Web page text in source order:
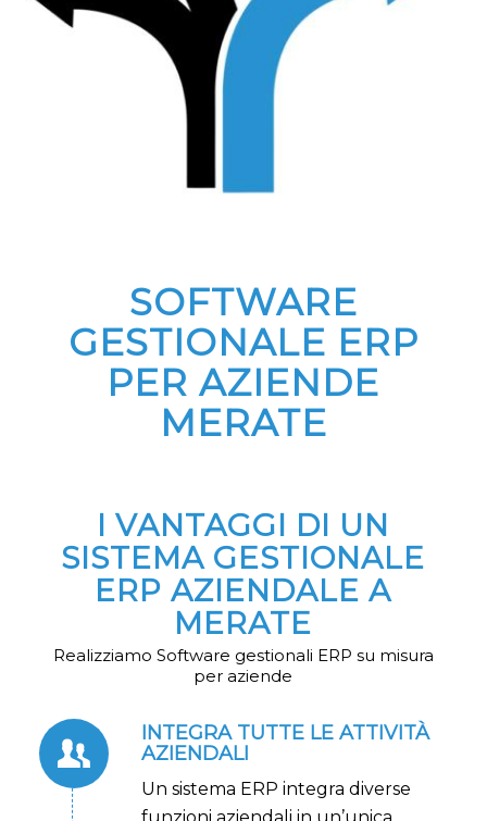
SOFTWARE
GESTIONALE ERP
PER AZIENDE
MERATE
I VANTAGGI DI UN
SISTEMA GESTIONALE
ERP AZIENDALE A
MERATE
Realizziamo Software gestionali ERP su misura
per aziende
INTEGRA TUTTE LE ATTIVITÀ
AZIENDALI
Un sistema ERP integra diverse
funzioni aziendali in un’unica